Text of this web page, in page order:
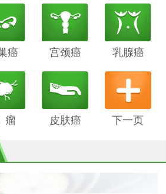
下一页
癌
癌 骨癌
宫颈癌 喉癌
乳腺癌
瘤 白血病皮肤癌